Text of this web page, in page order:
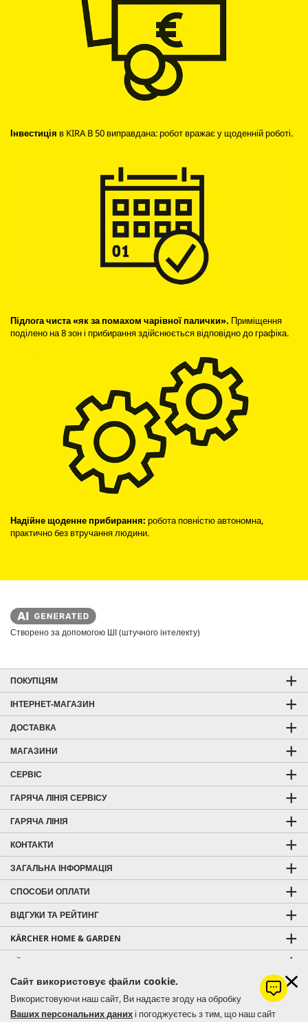
Сайт використовує файли cookie.
Використовуючи наш сайт, Ви надаєте згоду на обробку
Ваших персональних данихі погоджуєтесь з тим, що наш сайт
Інвестиція в KIRA B 50 виправдана: робот вражає у щоденній роботі.
Підлога чиста «як за помахом чарівної палички». Приміщення
поділено на 8 зон і прибирання здійснюється відповідно до графіка.
Надійне щоденне прибирання: робота повністю автономна,
практично без втручання людини.
Створено за допомогою ШІ (штучного інтелекту)
ПОКУПЦЯМ
ІНТЕРНЕТ-МАГАЗИН
ДОСТАВКА
МАГАЗИНИ
СЕРВІС
ГАРЯЧА ЛІНІЯ СЕРВІСУ
ГАРЯЧА ЛІНІЯ
КОНТАКТИ
ЗАГАЛЬНА ІНФОРМАЦІЯ
СПОСОБИ ОПЛАТИ
ВІДГУКИ ТА РЕЙТИНГ
KÄRCHER HOME & GARDEN
KÄRCHER PROFESSIONAL